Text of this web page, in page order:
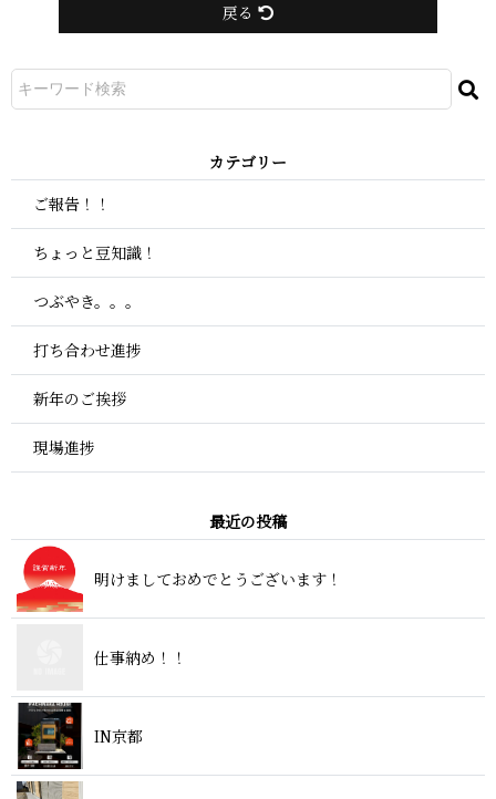
戻る
カ テ ゴ リ ー
ご報告！！
ちょっと豆知識！
つぶやき。。。
打ち合わせ進捗
新年のご挨拶
現場進捗
最 近 の 投 稿
明けましておめでとうござ い ま す ！
仕事 納 め ！ ！
I N 京 都